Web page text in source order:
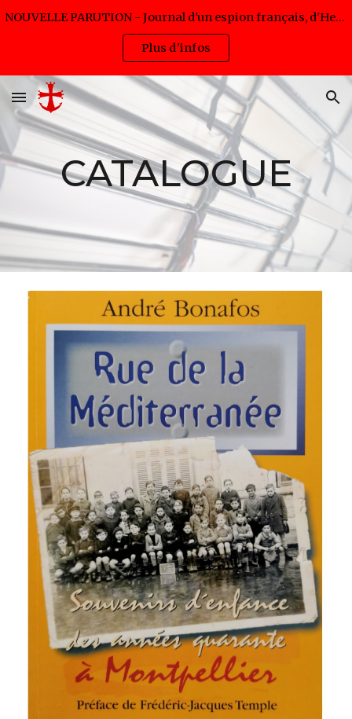
NOUVELLE PARUTION - Journal d'un espion français, d'Hervé Pijac - Disponible en livre et eBook (lancement 5,99€ jusqu'au 12/08/2026)
Plus d'infos
CATALOGUE